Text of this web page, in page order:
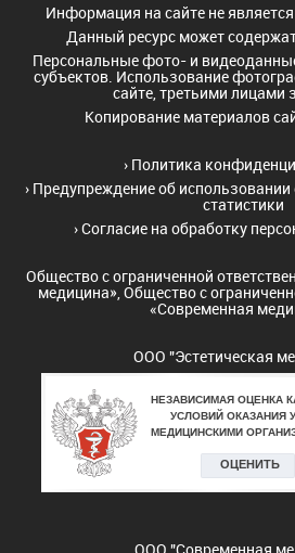
Информация на сайте не
Данный ресурс может
Персональные фото- и
субъектов. Использование
сайте, третьими лицами
Копирование материалов
› Политика
› Предупреждение об
статистики
›Согласие на обработку
Общество с ограниченной
медицина», Общество с
«Современная
ООО "Эстетическая